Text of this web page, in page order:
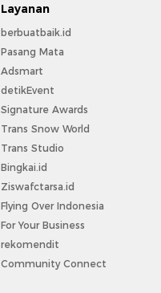
Layanan
berbuatbaik.id
Pasang Mata
Adsmart
detikEvent
Signature Awards
Trans Snow World
Trans Studio
Bingkai.id
Ziswafctarsa.id
Flying Over Indonesia
For Your Business
rekomendit
Community Connect